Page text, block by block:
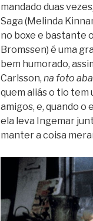
mandado duas
Saga (Melinda
no boxe e bastante
Bromssen) é uma
bem humorado,
Carlsson, na foto
quem aliás o tio
amigos, e, quando o
ela leva Ingemar
manter a coisa